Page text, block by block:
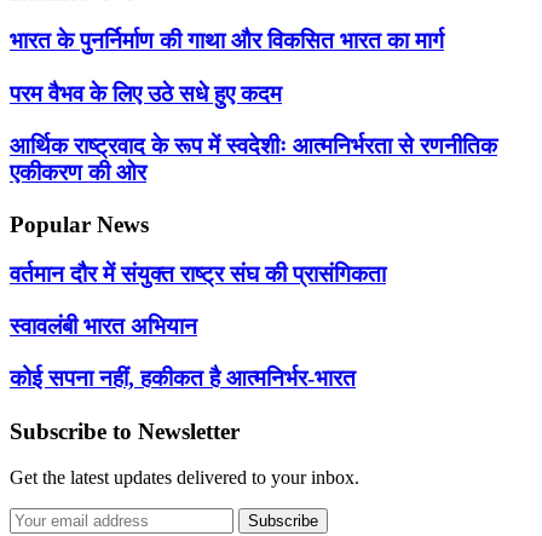
भारत के पुनर्निर्माण की गाथा और विकसित भारत का मार्ग
परम वैभव के लिए उठे सधे हुए कदम
आर्थिक राष्ट्रवाद के रूप में स्वदेशीः आत्मनिर्भरता से रणनीतिक
एकीकरण की ओर
Popular News
वर्तमान दौर में संयुक्त राष्ट्र संघ की प्रासंगिकता
स्वावलंबी भारत अभियान
कोई सपना नहीं, हकीकत है आत्मनिर्भर-भारत
Subscribe to Newsletter
Get the latest updates delivered to your inbox.
Subscribe